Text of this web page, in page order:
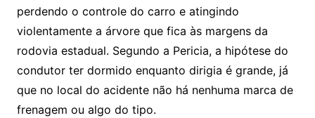
perdendo o controle do carro e atingindo
violentamente a árvore que fica às margens da
rodovia estadual. Segundo a Pericia, a hipótese do
condutor ter dormido enquanto dirigia é grande, já
que no local do acidente não há nenhuma marca de
frenagem ou algo do tipo.